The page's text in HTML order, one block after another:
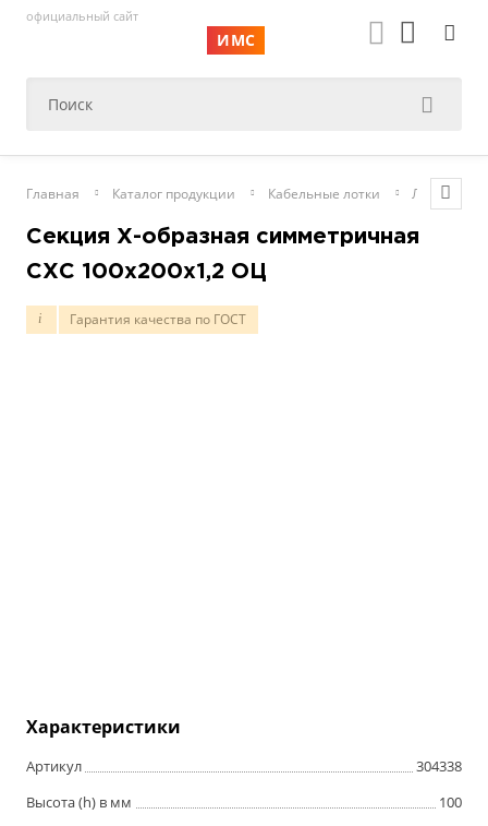
официальный сайт
ИМС
Главная Каталог продукции Кабельные лотки
Секция Х-образная симметричная
СХС 100х200х1,2 ОЦ
i Гарантия качества по ГОСТ
Характеристики
Артикул
304338
Высота (h) в мм
100